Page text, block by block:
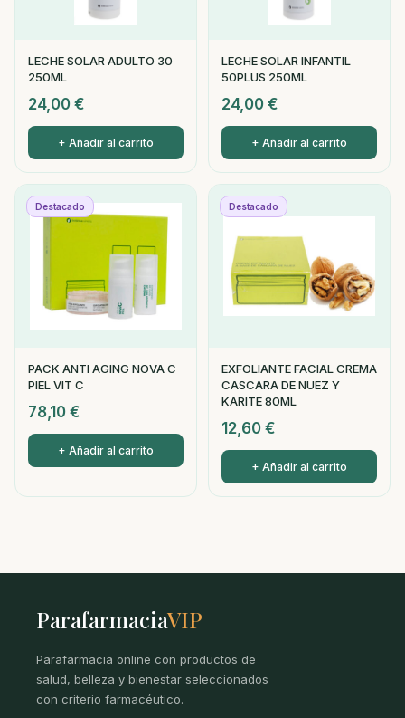
LECHE SOLAR ADULTO 30
250ML
24,00 €
+ Añadir al carrito
LECHE SOLAR INFANTIL
50PLUS 250ML
24,00 €
+ Añadir al carrito
Destacado
PACK ANTI AGING NOVA C
PIEL VIT C
78,10 €
+ Añadir al carrito
Destacado
EXFOLIANTE FACIAL CREMA
CASCARA DE NUEZ Y
KARITE 80ML
12,60 €
+ Añadir al carrito
ParafarmaciaVIP
Parafarmacia online con productos de
salud, belleza y bienestar seleccionados
con criterio farmacéutico.